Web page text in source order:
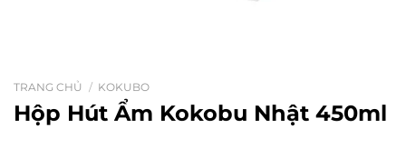
TRANG CHỦ / KOKUBO
Hộp Hút Ẩm Kokobu Nhật 450ml